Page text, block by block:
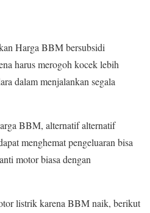
Harga BBM bersubsidi
harus merogoh kocek lebih
dalam menjalankan segala
BBM, alternatif alternatif
menghemat pengeluaran bisa
motor biasa dengan
listrik karena BBM naik, berikut